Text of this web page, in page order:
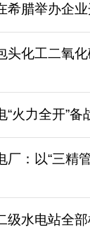
希腊举办企
头化工二氧
“火力全开”备
厂：以“三精
级水电站全